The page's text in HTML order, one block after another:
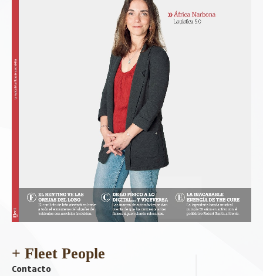
+ Fleet People
Contacto